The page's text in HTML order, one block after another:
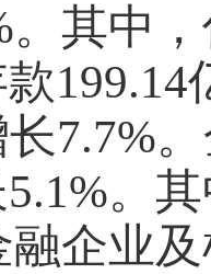
。其中
199.14
7.7%
5.1%。
融企业